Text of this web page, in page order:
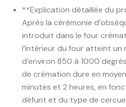
**Explication détaillée du
Après la cérémonie
introduit dans le four
l’intérieur du four atteint un
d’environ 850 à 1000
de crémation dure en
minutes et 2 heures, en
défunt et du type de